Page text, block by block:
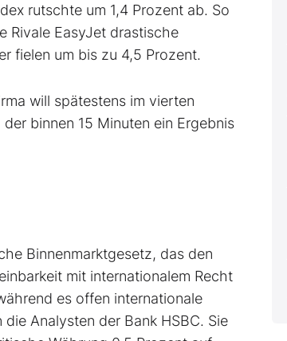
rutschte um 1,4 Prozent ab. So
Rivale EasyJet drastische
fielen um bis zu 4,5 Prozent.
will spätestens im vierten
binnen 15 Minuten ein Ergebnis
Binnenmarktgesetz, das den
mit internationalem Recht
es offen internationale
Analysten der Bank HSBC. Sie